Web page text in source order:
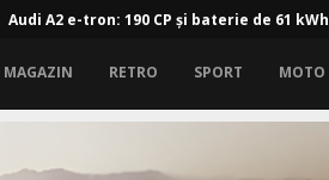
Audi A2 e-tron: 190 CP și baterie de 61 kWh
MAGAZIN RETRO SPORT MOTO